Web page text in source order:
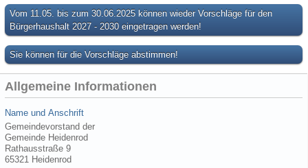
Vom 11.05. bis zum 30.06.2025 können wieder Vorschläge für den
Bürgerhaushalt 2027 - 2030 eingetragen werden!
Sie können für die Vorschläge abstimmen!
Allgemeine Informationen
Name und Anschrift
Gemeindevorstand der
Gemeinde Heidenrod
Rathausstraße 9
65321 Heidenrod